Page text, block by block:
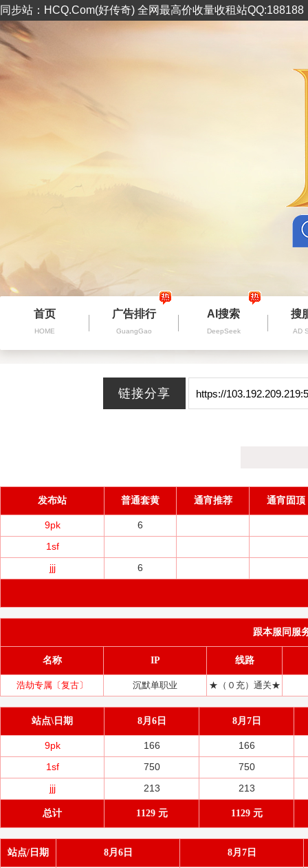
同步站：HCQ.Com(好传奇) 全网最高价收量收租站
首页
HOME
广告排行
GuangGao
AI搜索
DeepSeek
搜
AD
发布站 普通套黄 通宵推荐 通宵固顶
9pk
6
1sf
jjj
6
跟本服同服
名称 IP 线路
浩劫专属〔复古〕 沉默单职业 ★（０充）通关★
站点\日期 8月6日 8月7日
9pk 166
166
1sf
750
750
jjj
213 213
总计 1129 元 1129 元
站点/日期 8月6日 8月7日